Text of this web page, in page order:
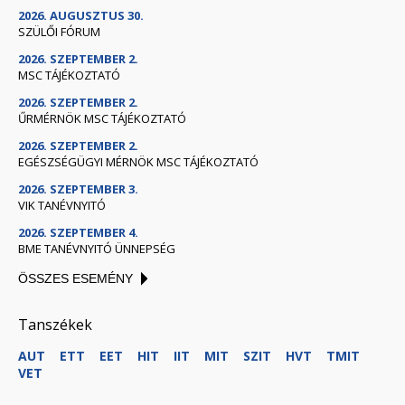
2026. AUGUSZTUS 30.
SZÜLŐI FÓRUM
2026. SZEPTEMBER 2.
MSC TÁJÉKOZTATÓ
2026. SZEPTEMBER 2.
ŰRMÉRNÖK MSC TÁJÉKOZTATÓ
2026. SZEPTEMBER 2.
EGÉSZSÉGÜGYI MÉRNÖK MSC TÁJÉKOZTATÓ
2026. SZEPTEMBER 3.
VIK TANÉVNYITÓ
2026. SZEPTEMBER 4.
BME TANÉVNYITÓ ÜNNEPSÉG
ÖSSZES ESEMÉNY
Tanszékek
AUT ETT EET HIT IIT MIT SZIT HVT
TMIT
VET